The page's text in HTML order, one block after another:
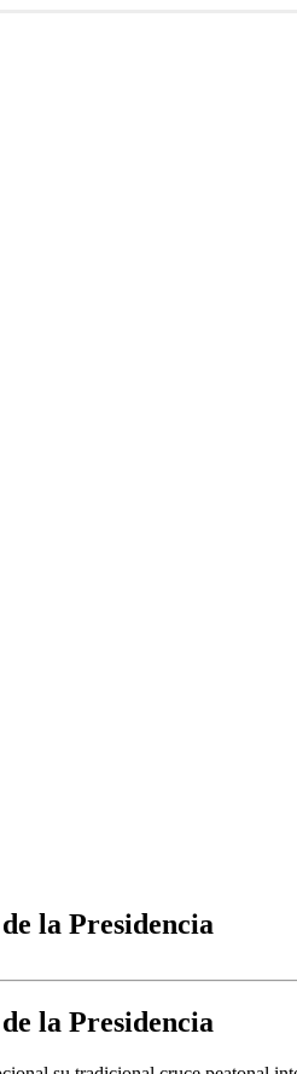
la Presidencia
la Presidencia